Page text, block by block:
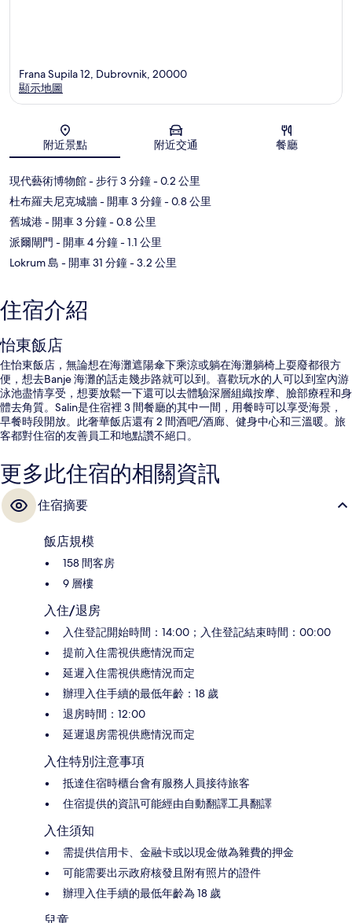
地圖
Frana Supila 12, Dubrovnik, 20000
顯示地圖
附近景點 附近交通 餐廳
現代藝術博物館- 步行 3 分鐘- 0.2 公里
杜布羅夫尼克城牆- 開車 3 分鐘- 0.8 公里
舊城港- 開車 3 分鐘- 0.8 公里
派爾閘門 - 開車 4 分鐘- 1.1 公里
Lokrum 島 - 開車 31 分鐘- 3.2 公里
住宿介紹
怡東飯店
住怡東飯店，無論想在海灘遮陽傘下乘涼或躺在海灘躺椅上耍廢都很方
便，想去Banje 海灘的話走幾步路就可以到。喜歡玩水的人可以到室內游
泳池盡情享受，想要放鬆一下還可以去體驗深層組織按摩、臉部療程和身
體去角質。Salin是住宿裡 3 間餐廳的其中一間，用餐時可以享受海景，
早餐時段開放。此奢華飯店還有 2 間酒吧/酒廊、健身中心和三溫暖。旅
客都對住宿的友善員工和地點讚不絕口。
更多此住宿的相關資訊
住宿摘要
飯店規模
158 間客房
9 層樓
入住/退房
入住登記開始時間：14:00；入住登記結束時間：00:00
提前入住需視供應情況而定
延遲入住需視供應情況而定
辦理入住手續的最低年齡：18 歲
退房時間：12:00
延遲退房需視供應情況而定
入住特別注意事項
抵達住宿時櫃台會有服務人員接待旅客
住宿提供的資訊可能經由自動翻譯工具翻譯
入住須知
需提供信用卡、金融卡或以現金做為雜費的押金
可能需要出示政府核發且附有照片的證件
辦理入住手續的最低年齡為 18 歲